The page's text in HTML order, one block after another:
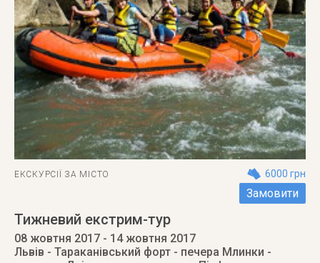
ЕКСКУРСІЇ ЗА МІСТО 6000 грн
Замовити
Тижневий екстрим-тур
08 жовтня 2017 - 14 жовтня 2017
Львів - Тараканівcький форт - печера Млинки -